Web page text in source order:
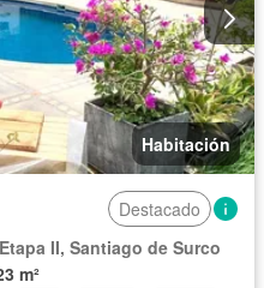
Habitación
Destacado
II, Santiago de Surco
m²